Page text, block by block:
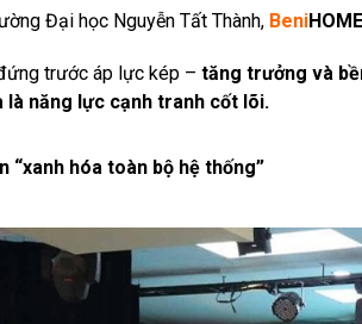
Đại học Nguyễn Tất Thành, BeniHOME
trước áp lực kép – tăng trưởng và
là năng lực cạnh tranh cốt lõi.
“xanh hóa toàn bộ hệ thống”